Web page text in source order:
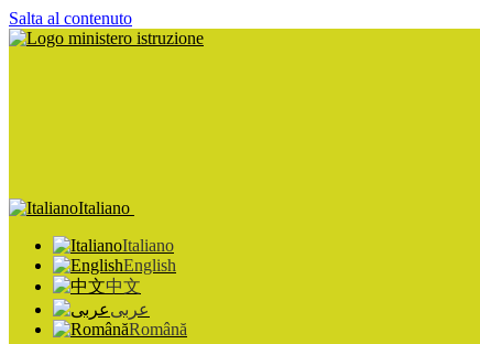
Salta al contenuto
Italiano
Italiano
English
中文
عربى
Română